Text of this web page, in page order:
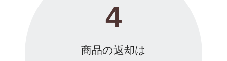
4
商品の返却は